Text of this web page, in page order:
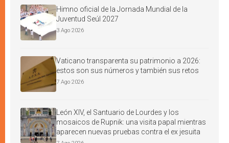
Himno oficial de la Jornada Mundial de la
Juventud Seúl 2027
3 Ago 2026
Vaticano transparenta su patrimonio a 2026:
estos son sus números y también sus retos
7 Ago 2026
León XIV, el Santuario de Lourdes y los
mosaicos de Rupnik: una visita papal mientras
aparecen nuevas pruebas contra el ex jesuita